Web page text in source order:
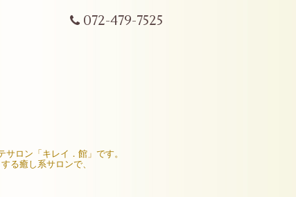
072-479-7525
ロン「キレイ．館」です。
る癒し系サロンで、